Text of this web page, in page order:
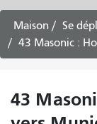
Maison Se
43 Masonic : Horaires
43